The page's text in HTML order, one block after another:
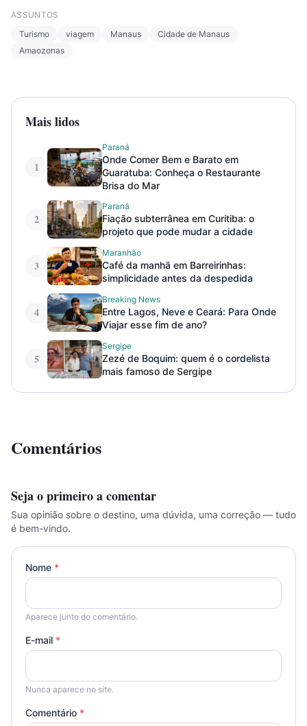
ASSUNTOS
Turismo
viagem Manaus
Cidade de Manaus
Amaozonas
Mais lidos
1
Paraná
Onde Comer Bem e Barato em
Guaratuba: Conheça o Restaurante
Brisa do Mar
2
Paraná
Fiação subterrânea em Curitiba: o
projeto que pode mudar a cidade
3
Maranhão
Café da manhã em Barreirinhas:
simplicidade antes da despedida
4
Breaking News
Entre Lagos, Neve e Ceará: Para Onde
Viajar esse fim de ano?
5
Sergipe
Zezé de Boquim: quem é o cordelista
mais famoso de Sergipe
Comentários
Seja o primeiro a comentar
Sua opinião sobre o destino, uma dúvida, uma correção — tudo
é bem-vindo.
Nome *
Aparece junto do comentário.
E-mail *
Nunca aparece no site.
Comentário *